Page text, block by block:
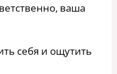
ваша
себя и ощутить